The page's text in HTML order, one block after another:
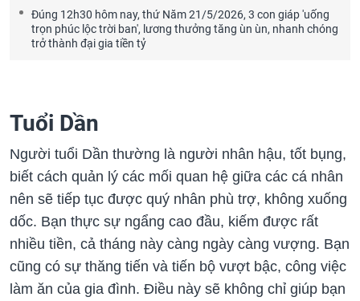
Đúng 12h30 hôm nay, thứ Năm 21/5/2026, 3 con giáp 'uống
trọn phúc lộc trời ban', lương thưởng tăng ùn ùn, nhanh chóng
trở thành đại gia tiền tỷ
Tuổi Dần
Người tuổi Dần thường là người nhân hậu, tốt bụng,
biết cách quản lý các mối quan hệ giữa các cá nhân
nên sẽ tiếp tục được quý nhân phù trợ, không xuống
dốc. Bạn thực sự ngẩng cao đầu, kiếm được rất
nhiều tiền, cả tháng này càng ngày càng vượng. Bạn
cũng có sự thăng tiến và tiến bộ vượt bậc, công việc
làm ăn của gia đình. Điều này sẽ không chỉ giúp bạn